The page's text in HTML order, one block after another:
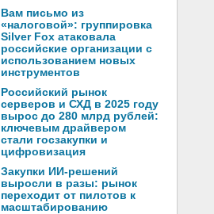
Вам письмо из
«налоговой»: группировка
Silver Fox атаковала
российские организации с
использованием новых
инструментов
Российский рынок
серверов и СХД в 2025 году
вырос до 280 млрд рублей:
ключевым драйвером
стали госзакупки и
цифровизация
Закупки ИИ-решений
выросли в разы: рынок
переходит от пилотов к
масштабированию